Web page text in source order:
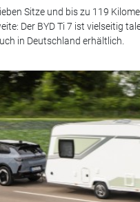
Sitze und bis zu 119
Der BYD Ti 7 ist vielseitig
in Deutschland erhältlich.